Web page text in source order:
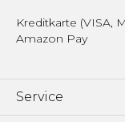
Kreditkarte (VISA,
Amazon Pay
Service